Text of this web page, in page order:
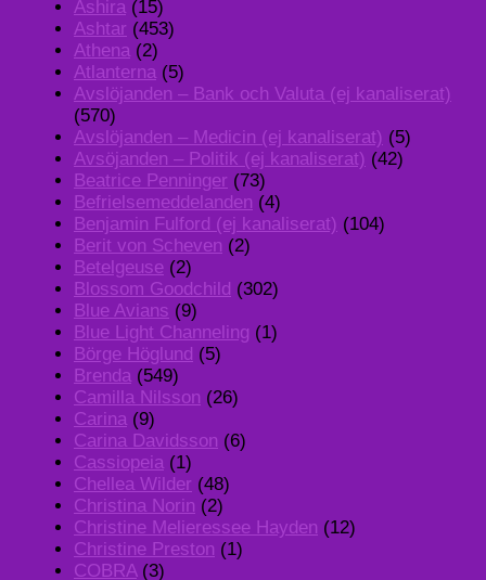
Ashira (15)
Ashtar (453)
Athena (2)
Atlanterna (5)
Avslöjanden – Bank och Valuta (ej kanaliserat)
(570)
Avslöjanden – Medicin (ej kanaliserat) (5)
Avsöjanden – Politik (ej kanaliserat) (42)
Beatrice Penninger (73)
Befrielsemeddelanden (4)
Benjamin Fulford (ej kanaliserat) (104)
Berit von Scheven (2)
Betelgeuse (2)
Blossom Goodchild (302)
Blue Avians (9)
Blue Light Channeling (1)
Börge Höglund (5)
Brenda (549)
Camilla Nilsson (26)
Carina (9)
Carina Davidsson (6)
Cassiopeia (1)
Chellea Wilder (48)
Christina Norin (2)
Christine Melieressee Hayden (12)
Christine Preston (1)
COBRA(3)